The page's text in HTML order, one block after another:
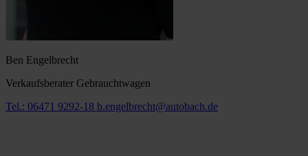
Ben Engelbrecht
Verkaufsberater Gebrauchtwagen
Tel.: 06471 9292-18 b.engelbrecht@autobach.de